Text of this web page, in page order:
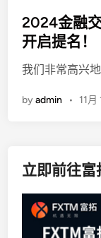
s
t
d
n
2024金融
开启提名！
我们非常高兴
byadmin • 11月
立即前往富